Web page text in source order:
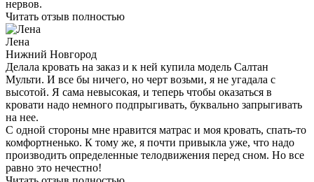
Оставить отзыв
Иванова Ульяна
Матрас невероятный. Да и покупка вышла во всех смыслах
приятная.
Брали здесь же матрас маме, вот теперь взяла себе. Выбирала,
как научили в прошлый раз, но только в этот раз сама, без
консультанта. Что смотрела? На жесткость, на наполнитель, на
высоту. Наполнитель и латексная пена и койра - это не только
интересно, но и очень удобно.
Еще мне помогли с доставкой, все прошло спокойно и без
нервов.
Читать отзыв полностью